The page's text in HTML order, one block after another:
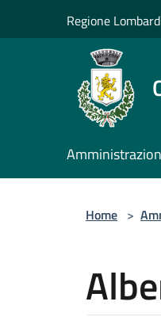
Regione
Home >